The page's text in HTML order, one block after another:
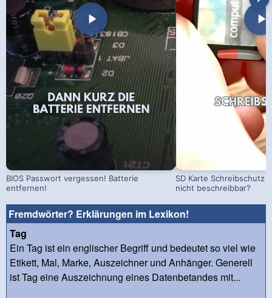
BIOS Passwort vergessen! Batterie
entfernen!
SD Karte Schreibschutz
nicht beschreibbar?
Fremdwörter? Erklärungen im Lexikon!
Tag
Ein Tag ist ein englischer Begriff und bedeutet so viel wie
Etikett, Mal, Marke, Auszeichner und Anhänger. Generell
ist Tag eine Auszeichnung eines Datenbetandes mit...